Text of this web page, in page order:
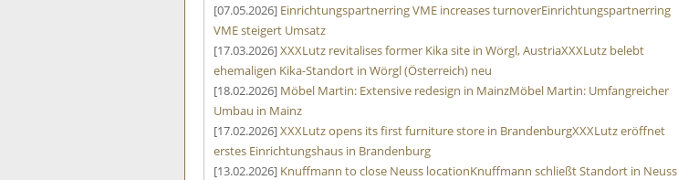
[07.05.2026] Einrichtungspartnerring VME increases turnoverEinrichtungspartnerring
VME steigert Umsatz
[17.03.2026]XXXLutz revitalises former Kika site in Wörgl, AustriaXXXLutz belebt
ehemaligen Kika-Standort in Wörgl (Österreich) neu
[18.02.2026] Möbel Martin: Extensive redesign in MainzMöbel Martin: Umfangreicher
Umbau in Mainz
[17.02.2026]XXXLutz opens its first furniture store in BrandenburgXXXLutz eröffnet
erstes Einrichtungshaus in Brandenburg
[13.02.2026] Knuffmann to close Neuss locationKnuffmann schließt Standort in Neuss